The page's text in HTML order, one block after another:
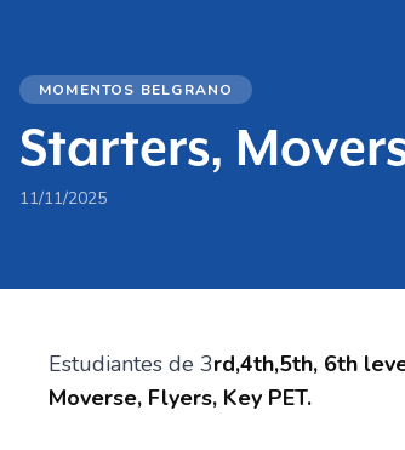
MOMENTOS BELGRANO
Starters,
11/11/2025
Estudiantes de 3rd,4th,5th, 6th
Moverse, Flyers, Key PET.